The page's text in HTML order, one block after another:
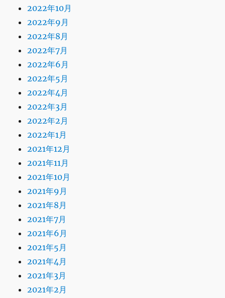
2022年10月
2022年9月
2022年8月
2022年7月
2022年6月
2022年5月
2022年4月
2022年3月
2022年2月
2022年1月
2021年12月
2021年11月
2021年10月
2021年9月
2021年8月
2021年7月
2021年6月
2021年5月
2021年4月
2021年3月
2021年2月